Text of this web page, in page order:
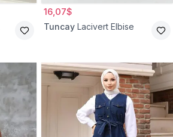
16,07$
Tuncay Lacivert Elbise